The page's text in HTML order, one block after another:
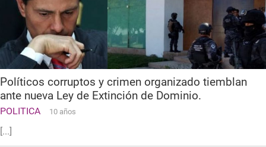
Políticos corruptos y crimen organizado tiemblan
ante nueva Ley de Extinción de Dominio.
POLITICA 10 años
[...]